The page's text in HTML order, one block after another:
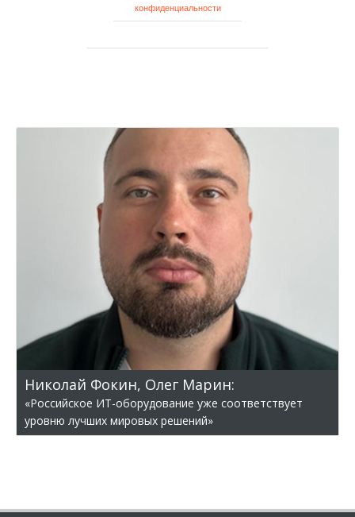
конфиденциальности
Николай Фокин, Олег Марин:
«Российское ИТ-оборудование уже соответствует
уровню лучших мировых решений»